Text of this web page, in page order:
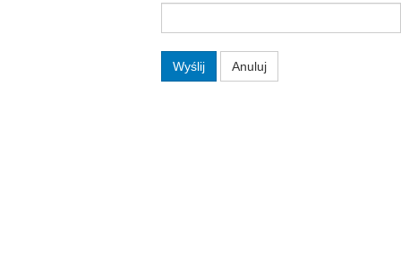
Wyślij Anuluj